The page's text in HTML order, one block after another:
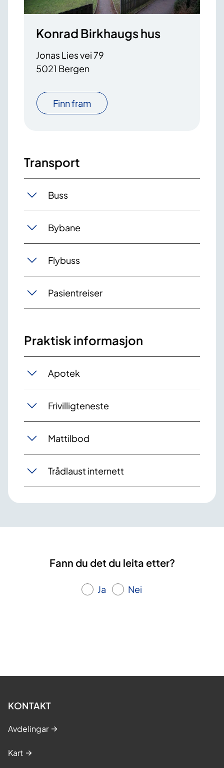
Konrad Birkhaugs hus
Jonas Lies vei 79
5021 Bergen
Finn fram
Transport
Buss
Bybane
Flybuss
Pasientreiser
Praktisk informasjon
Apotek
Frivilligteneste
Mattilbod
Trådlaust internett
Fann du det du leita etter?
Ja Nei
KONTAKT
Avdelingar
Kart